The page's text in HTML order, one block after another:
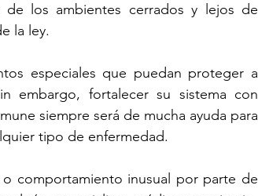
los ambientes cerrados y lejos de
la ley.
especiales que puedan proteger a
embargo, fortalecer su sistema con
siempre será de mucha ayuda para
tipo de enfermedad.
comportamiento inusual por parte de